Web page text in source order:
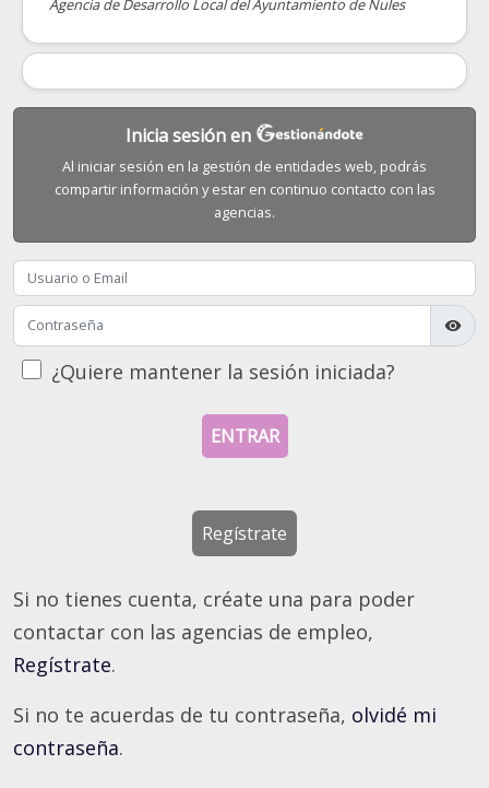
Agencia de Desarrollo Local del Ayuntamiento de Nules
Inicia sesión en
Al iniciar sesión en la gestión de entidades web, podrás
compartir información y estar en continuo contacto con las
agencias.
visibility
¿Quiere mantener la sesión iniciada?
Regístrate
Si no tienes cuenta, créate una para poder
contactar con las agencias de empleo,
Regístrate.
Si no te acuerdas de tu contraseña, olvidé mi
contraseña.